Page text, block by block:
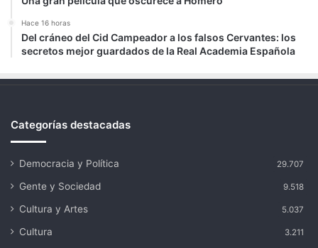
Hace 16 horas
Del cráneo del Cid Campeador a los falsos Cervantes: los
secretos mejor guardados de la Real Academia Española
Categorías destacadas
Democracia y Política 29.707
Gente y Sociedad 9.518
Cultura y Artes 5.037
Cultura 3.211